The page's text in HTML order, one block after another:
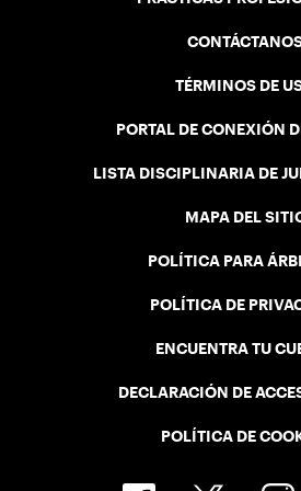
TÉRMINOS DE
PORTAL DE CONEXIÓN
LISTA DISCIPLINARIA DE
MAPA DEL
POLÍTICA PARA
POLÍTICA DE
ENCUENTRA TU
DECLARACIÓN DE
POLÍTICA DE